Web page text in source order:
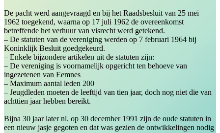
De pacht werd aangevraagd en bij het Raadsbesluit van 25 mei
1962 toegekend, waarna op 17 juli 1962 de overeenkomst
betreffende het verhuur van visrecht werd getekend.
– De statuten van de vereniging werden op 7 februari 1964 bij
Koninklijk Besluit goedgekeurd.
– Enkele bijzondere artikelen uit de statuten zijn:
– De vereniging is voornamelijk opgericht ten behoeve van
ingezetenen van Eemnes
– Maximum aantal leden 200
– Jeugdleden moeten de leeftijd van tien jaar, doch nog niet die van
achttien jaar hebben bereikt.
Bijna 30 jaar later nl. op 30 december 1991 zijn de oude statuten in
een nieuw jasje gegoten en dat was gezien de ontwikkelingen nodig